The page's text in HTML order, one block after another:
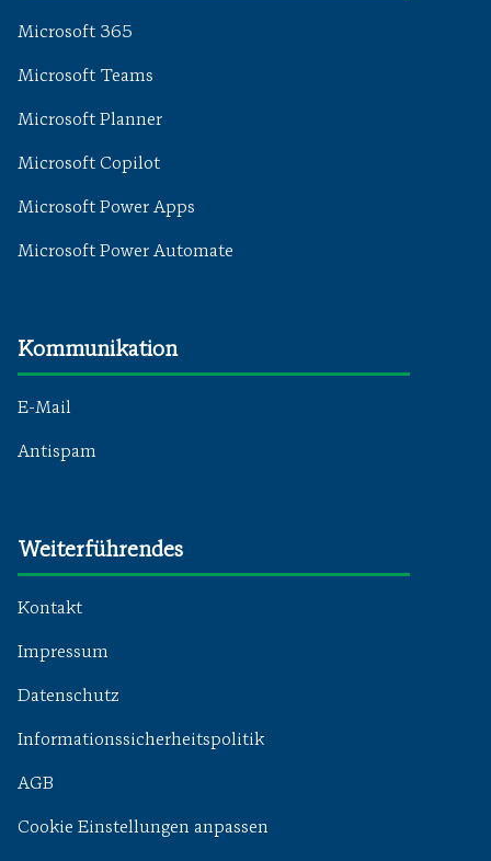
Microsoft 365
Microsoft Teams
Microsoft Planner
Microsoft Copilot
Microsoft Power Apps
Microsoft Power Automate
Kommunikation
E-Mail
Antispam
Weiterführendes
Kontakt
Impressum
Datenschutz
Informationssicherheitspolitik
AGB
Cookie Einstellungen anpassen